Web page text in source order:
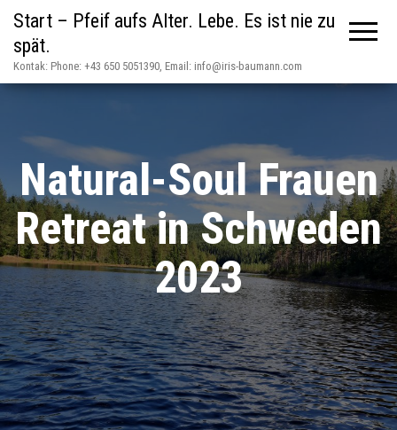
Start – Pfeif aufs Alter. Lebe. Es ist nie zu
spät.
Kontak: Phone: +43 650 5051390, Email: info@iris-baumann.com
Natural-Soul Frauen
Retreat in Schweden
2023